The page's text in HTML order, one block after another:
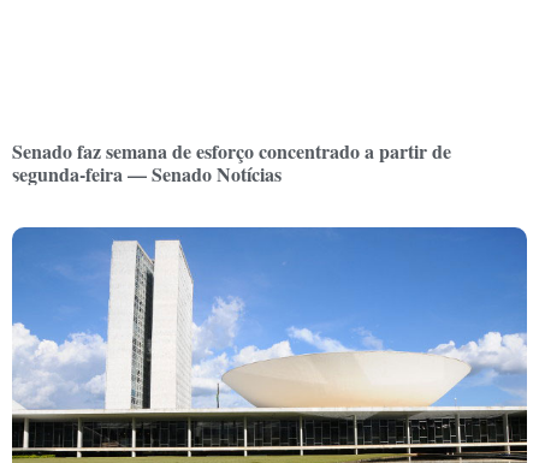
Senado faz semana de esforço concentrado a partir de
segunda-feira — Senado Notícias